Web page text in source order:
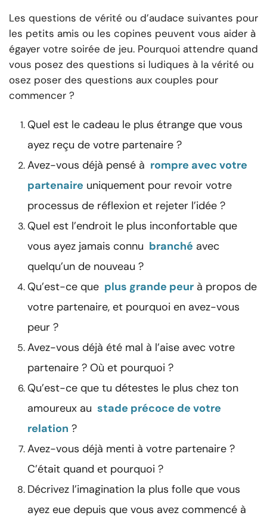
Les questions de vérité ou d’audace suivantes pour
les petits amis ou les copines peuvent vous aider à
égayer votre soirée de jeu. Pourquoi attendre quand
vous posez des questions si ludiques à la vérité ou
osez poser des questions aux couples pour
commencer ?
Quel est le cadeau le plus étrange que vous
ayez reçu de votre partenaire ?
Avez-vous déjà pensé à rompre avec votre
partenaire uniquement pour revoir votre
processus de réflexion et rejeter l’idée ?
Quel est l’endroit le plus inconfortable que
vous ayez jamais connu branché avec
quelqu’un de nouveau ?
Qu’est-ce que plus grande peur à propos de
votre partenaire, et pourquoi en avez-vous
peur ?
Avez-vous déjà été mal à l’aise avec votre
partenaire ? Où et pourquoi ?
Qu’est-ce que tu détestes le plus chez ton
amoureux au stade précoce de votre
relation ?
Avez-vous déjà menti à votre partenaire ?
C’était quand et pourquoi ?
Décrivez l’imagination la plus folle que vous
ayez eue depuis que vous avez commencé à